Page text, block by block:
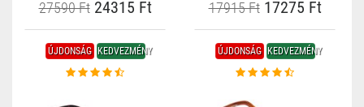
27590 Ft24315 Ft 17915 Ft17275 Ft
ÚJDONSÁG KEDVEZMÉNY ÚJDONSÁG KEDVEZMÉNY